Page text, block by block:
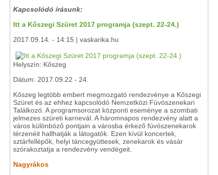
Kapcsolódó írásunk:
Itt a Kőszegi Szüret 2017 programja (szept. 22-24.)
2017.09.14. - 14:15 | vaskarika.hu
Helyszín: Kőszeg
Dátum: 2017.09.22 - 24.
Kőszeg legtöbb embert megmozgató rendezvénye a Kőszegi
Szüret és az ehhez kapcsolódó Nemzetközi Fúvószenekari
Találkozó. A programsorozat központi eseménye a szombati
jelmezes szüreti karnevál. A háromnapos rendezvény alatt a
város különböző pontjain a városba érkező fúvószenekarok
térzenéit hallhatják a látogatók. Ezen kívül koncertek,
sztárfellépők, helyi táncegyüttesek, zenekarok és vásár
szórakoztatja a rendezvény vendégeit.
Nagyrákos